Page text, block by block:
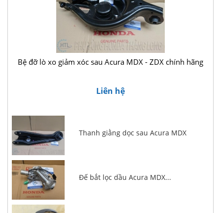
Bệ đỡ lò xo giảm xóc sau Acura MDX - ZDX chính hãng
Liên hệ
Thanh giằng dọc sau Acura MDX
Đế bắt lọc dầu Acura MDX...